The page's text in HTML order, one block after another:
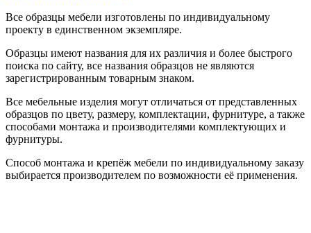
Все образцы мебели изготовлены по индивидуальному
проекту в единственном экземпляре.
Образцы имеют названия для их различия и более быстрого
поиска по сайту, все названия образцов не являются
зарегистрированным товарным знаком.
Все мебельные изделия могут отличаться от представленных
образцов по цвету, размеру, комплектации, фурнитуре, а также
способами монтажа и производителями комплектующих и
фурнитуры.
Способ монтажа и крепёж мебели по индивидуальному заказу
выбирается производителем по возможности её применения.